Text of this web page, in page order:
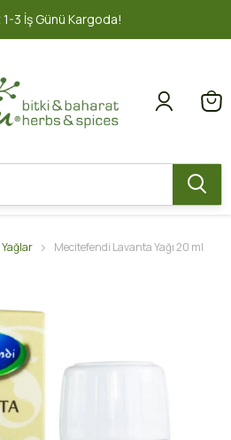
2000 TL ve üzeri
1 2
Mecitefendi Lavanta Yağı 20 ml